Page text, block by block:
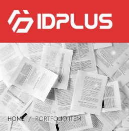
HOME PORTFOLIO ITEM